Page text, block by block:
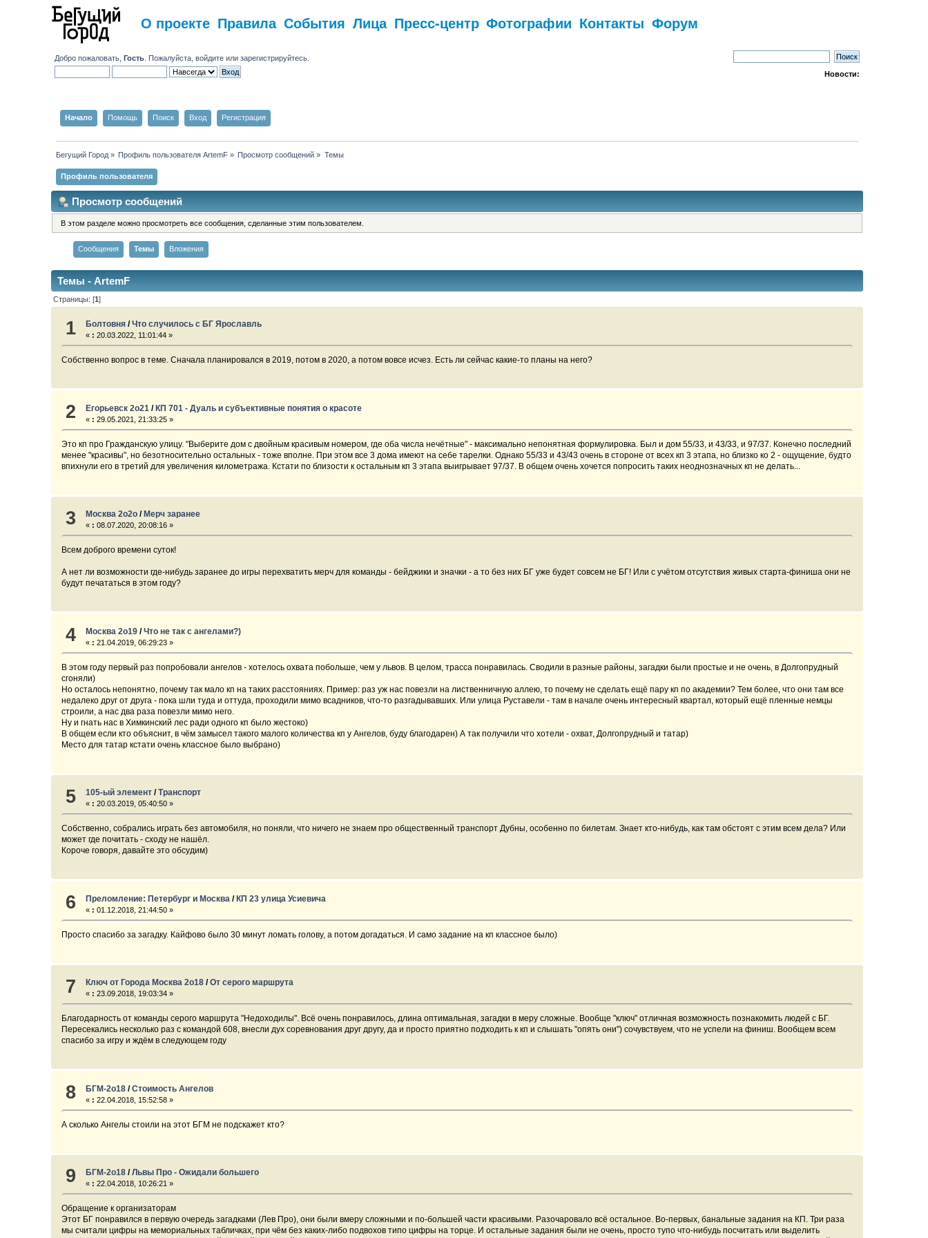
О проекте Правила События Лица Пресс-центр Фотографии Контакты Форум
Добро пожаловать,Гость . Пожалуйста,войдите илизарегистрируйтесь
Новости:
Начало Помощь Поиск Вход Регистрация
Бегущий Город» Профиль пользователя ArtemF» Просмотр сообщений » Темы
Профиль пользователя
Просмотр сообщений
В этом разделе можно просмотреть все сообщения, сделанные этим пользователем.
Сообщения Темы Вложения
Темы - ArtemF
Страницы: [1]
1 Болтовня/Что случилось с БГ Ярославль
« : 20.03.2022, 11:01:44 »
Собственно вопрос в теме. Сначала планировался в 2019, потом в 2020, а потом вовсе исчез. Есть ли сейчас какие-то планы на него?
2 Егорьевск 2о21 /КП 701 - Дуаль и субъективные понятия о красоте
« : 29.05.2021, 21:33:25 »
Это кп про Гражданскую улицу. "Выберите дом с двойным красивым номером, где оба числа нечётные" - максимально непонятная формулировка. Был и дом 55/33, и 43/33, и 97/37. Конечно последний
менее "красивы", но безотносительно остальных - тоже вполне. При этом все 3 дома имеют на себе тарелки. Однако 55/33 и 43/43 очень в стороне от всех кп 3 этапа, но близко ко 2 - ощущение, будто
впихнули его в третий для увеличения километража. Кстати по близости к остальным кп 3 этапа выигрывает 97/37. В общем очень хочется попросить таких неоднозначных кп не делать...
3 Москва 2о2о/ Мерч заранее
« : 08.07.2020, 20:08:16 »
Всем доброго времени суток!
А нет ли возможности где-нибудь заранее до игры перехватить мерч для команды - бейджики и значки - а то без них БГ уже будет совсем не БГ! Или с учётом отсутствия живых старта-финиша они не
будут печататься в этом году?
4 Москва 2о19/Что не так с ангелами?)
« : 21.04.2019, 06:29:23 »
В этом году первый раз попробовали ангелов - хотелось охвата побольше, чем у львов. В целом, трасса понравилась. Сводили в разные районы, загадки были простые и не очень, в Долгопрудный
сгоняли)
Но осталось непонятно, почему так мало кп на таких расстояниях. Пример: раз уж нас повезли на лиственничную аллею, то почему не сделать ещё пару кп по академии? Тем более, что они там все
недалеко друг от друга - пока шли туда и оттуда, проходили мимо всадников, что-то разгадывавших. Или улица Руставели - там в начале очень интересный квартал, который ещё пленные немцы
строили, а нас два раза повезли мимо него.
Ну и гнать нас в Химкинский лес ради одного кп было жестоко)
В общем если кто объяснит, в чём замысел такого малого количества кп у Ангелов, буду благодарен) А так получили что хотели - охват, Долгопрудный и татар)
Место для татар кстати очень классное было выбрано)
5 105-ый элемент/Транспорт
« : 20.03.2019, 05:40:50 »
Собственно, собрались играть без автомобиля, но поняли, что ничего не знаем про общественный транспорт Дубны, особенно по билетам. Знает кто-нибудь, как там обстоят с этим всем дела? Или
может где почитать - сходу не нашёл.
Короче говоря, давайте это обсудим)
6 Преломление: Петербург и Москва /КП 23 улица Усиевича
« : 01.12.2018, 21:44:50 »
Просто спасибо за загадку. Кайфово было 30 минут ломать голову, а потом догадаться. И само задание на кп классное было)
7 Ключ от Города Москва 2о18/От серого маршрута
« : 23.09.2018, 19:03:34 »
Благодарность от команды серого маршрута "Недоходилы". Всё очень понравилось, длина оптимальная, загадки в меру сложные. Вообще "ключ" отличная возможность познакомить людей с БГ.
Пересекались несколько раз с командой 608, внесли дух соревнования друг другу, да и просто приятно подходить к кп и слышать "опять они") сочувствуем, что не успели на финиш. Вообщем всем
спасибо за игру и ждём в следующем году
8 БГМ-2о18/Стоимость Ангелов
« : 22.04.2018, 15:52:58 »
А сколько Ангелы стоили на этот БГМ не подскажет кто?
9 БГМ-2о18/Львы Про - Ожидали большего
« : 22.04.2018, 10:26:21 »
Обращение к организаторам
Этот БГ понравился в первую очередь загадками (Лев Про), они были вмеру сложными и по-большей части красивыми. Разочаровало всё остальное. Во-первых, банальные задания на КП. Три раза
мы считали цифры на мемориальных табличках, при чём без каких-либо подвохов типо цифры на торце. И остальные задания были не очень, просто тупо что-нибудь посчитать или выделить